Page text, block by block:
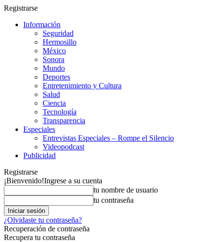
Registrarse
Información
Seguridad
Hermosillo
México
Sonora
Mundo
Deportes
Entretenimiento y Cultura
Salud
Ciencia
Tecnología
Transparencia
Especiales
Entrevistas Especiales – Rompe el Silencio
Videopodcast
Publicidad
Registrarse
¡Bienvenido!Ingrese a su cuenta
tu nombre de usuario
tu contraseña
¿Olvidaste tu contraseña?
Recuperación de contraseña
Recupera tu contraseña